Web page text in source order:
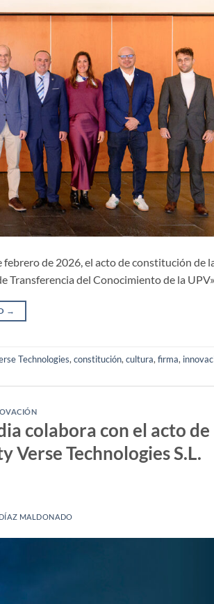
de 2026, el acto de constitución de
Transferencia del Conocimiento de la
→
Technologies, constitución, cultura, firma,
colabora con el acto de
Verse Technologies S.L.
MALDONADO